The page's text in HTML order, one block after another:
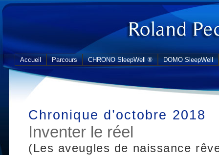
Accueil Parcours CHRONO SleepWell ® DOMO SleepWell
Chronique d’octobre 2018
Inventer le réel
(Les aveugles de naissance